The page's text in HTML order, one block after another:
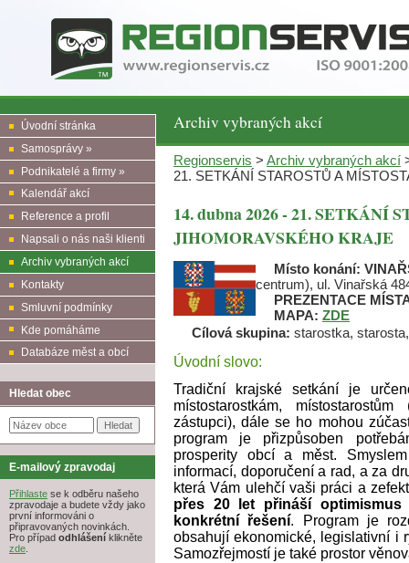
Archiv vybraných akcí
Úvodní stránka
Samosprávy »
Podnikatelé a firmy »
Kalendář akcí
Reference a profil
Napsali o nás naši klienti
Archiv vybraných akcí
Kontakty
Smluvní podmínky
Kde pomáháme
Databáze měst a obcí
Hledat obec
E-mailový zpravodaj
Přihlaste se k odběru našeho
zpravodaje a budete vždy jako
první informováni o
připravovaných novinkách.
Pro případ odhlášení klikněte
zde.
Regionservis > Archiv vybraných akcí
21. SETKÁNÍ STAROSTŮ A
14. dubna 2026 - 21. SETKÁNÍ
JIHOMORAVSKÉHO KRAJE
Místo konání:
centrum), ul. Vinařská
PREZENTACE
MAPA: ZDE
Cílová skupina: starostka,
Úvodní slovo:
Tradiční krajské setkání je
místostarostkám,
zástupci), dále se ho mohou
program je přizpůsoben
prosperity obcí a měst.
informací, doporučení a rad, a za
která Vám ulehčí vaši práci a
přes 20 let přináší
konkrétní řešení. Program je
obsahují ekonomické, legislativní i
Samozřejmostí je také prostor